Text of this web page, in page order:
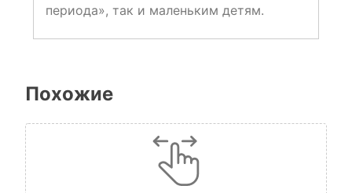
периода», так и маленьким детям.
Похожие